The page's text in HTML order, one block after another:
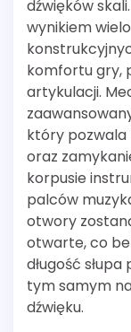
dźwięków
wynikiem
komfortu gry,
artykulacji.
który pozwala
oraz
korpusie
palców
otwory
otwarte, co
długość
tym samym
dźwięku.